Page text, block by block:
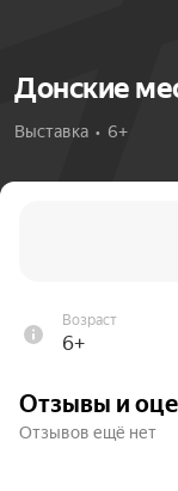
Донские
Выставка  •  6+
Возраст
6+
Отзывы и
Отзывов ещё нет